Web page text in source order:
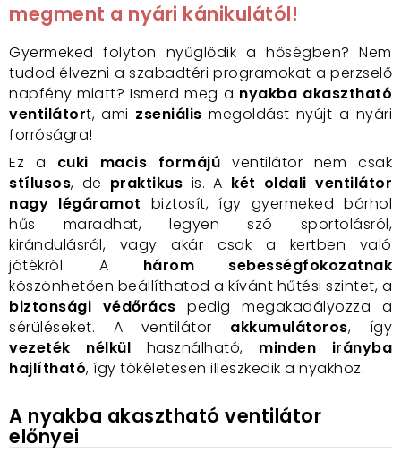
megment a nyári kánikulától!
Gyermeked folyton nyűglődik a hőségben? Nem
tudod élvezni a szabadtéri programokat a perzselő
napfény miatt? Ismerd meg a nyakba akasztható
ventilátort, ami zseniális megoldást nyújt a nyári
forróságra!
Ez a cuki macis formájú ventilátor nem csak
stílusos, de praktikus is. A két oldali ventilátor
nagy légáramot biztosít, így gyermeked bárhol
hűs maradhat, legyen szó sportolásról,
kirándulásról, vagy akár csak a kertben való
játékról. A három sebességfokozatnak
köszönhetően beállíthatod a kívánt hűtési szintet, a
biztonsági védőrács pedig megakadályozza a
sérüléseket. A ventilátor akkumulátoros, így
vezeték nélkül használható, minden irányba
hajlítható, így tökéletesen illeszkedik a nyakhoz.
A nyakba akasztható ventilátor
előnyei